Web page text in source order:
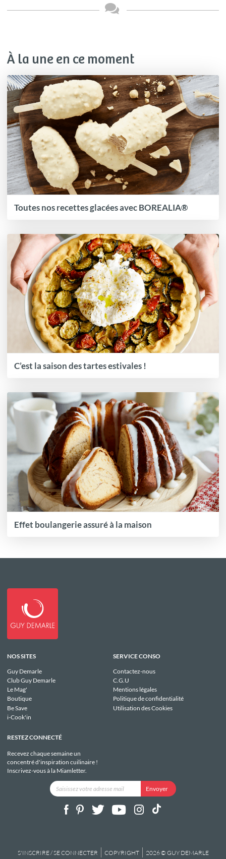
À la une en ce moment
Toutes nos recettes glacées avec BOREALIA®
C’est la saison des tartes estivales !
Effet boulangerie assuré à la maison
NOS SITES
Guy Demarle
Club Guy Demarle
Le Mag'
Boutique
Be Save
i-Cook'in
SERVICE CONSO
Contactez-nous
C.G.U
Mentions légales
Politique de confidentialité
Utilisation des Cookies
RESTEZ CONNECTÉ
Recevez chaque semaine un
concentré d'inspiration cuilinaire !
Inscrivez-vous à la Miamletter.
S'INSCRIRE / SE CONNECTER COPYRIGHT 2026 © GUY DEMARLE